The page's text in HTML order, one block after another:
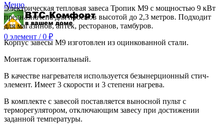
Меню
0 элемент / 0 ₽
Электрическая тепловая завеса Тропик М9 с мощностью 9 кВт
предназначена для проемов высотой до 2,3 метров. Подходит
для магазинов, аптек, ресторанов, тамбуров.
Корпус завесы М9 изготовлен из оцинкованной стали.
Монтаж горизонтальный.
В качестве нагревателя используется безынерционный стич-
элемент. Имеет 3 скорости и 3 степени нагрева.
В комплекте с завесой поставляется выносной пульт с
терморегулятором, отключающим завесу при достижении
заданной температуры.